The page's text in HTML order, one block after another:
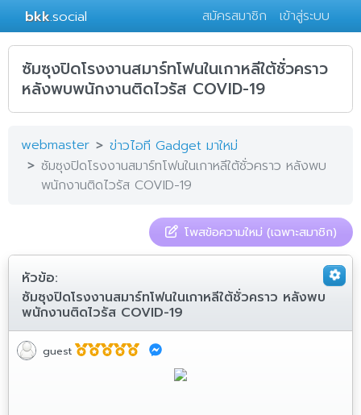
bkk.social สมัครสมาชิก เข้าสู่ระบบ
ซัมซุงปิดโรงงานสมาร์ทโฟนในเกาหลีใต้ชั่วคราว
หลังพบพนักงานติดไวรัส COVID-19
webmaster
ข่าวไอที Gadget มาใหม่
ซัมซุงปิดโรงงานสมาร์ทโฟนในเกาหลีใต้ชั่วคราว หลังพบ
พนักงานติดไวรัส COVID-19
โพสข้อความใหม่ (เฉพาะสมาชิก)
หัวข้อ:
ซัมซุงปิดโรงงานสมาร์ทโฟนในเกาหลีใต้ชั่วคราว หลังพบ
พนักงานติดไวรัส COVID-19
guest